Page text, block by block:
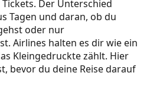
Varianten
Logistik (30-60
Der Unterschied
Tagen und daran, ob du
oder nur
Airlines halten es dir wie ein
Kleingedruckte zählt. Hier
bevor du deine Reise darauf